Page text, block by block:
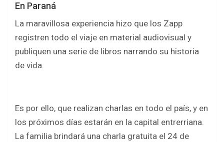
En Paraná
La maravillosa experiencia hizo que los Zapp
registren todo el viaje en material audiovisual y
publiquen una serie de libros narrando su historia
de vida.
Es por ello, que realizan charlas en todo el país, y en
los próximos días estarán en la capital entrerriana.
La familia brindará una charla gratuita el 24 de